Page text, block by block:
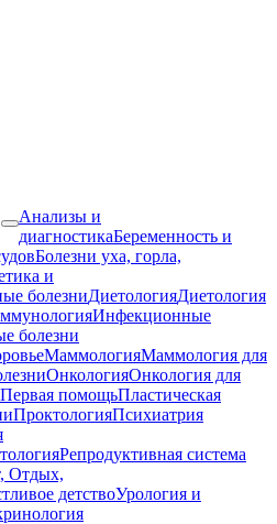
Анализы и
диагностикаБеременность и
Болезни уха, горла,
и
болезниДиетологияДиетология
Инфекционные
болезни
МаммологияМаммология для
ОнкологияОнкология для
Первая помощьПластическая
ПроктологияПсихиатрия
Репродуктивная система
Отдых,
детствоУрология и